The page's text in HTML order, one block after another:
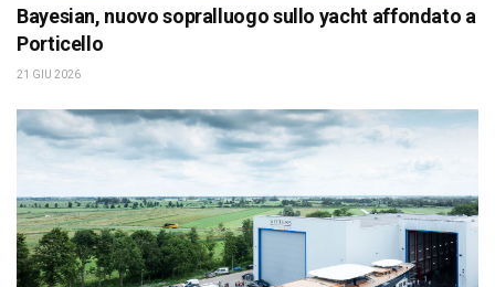
Bayesian, nuovo sopralluogo sullo yacht affondato a
Porticello
21 GIU 2026